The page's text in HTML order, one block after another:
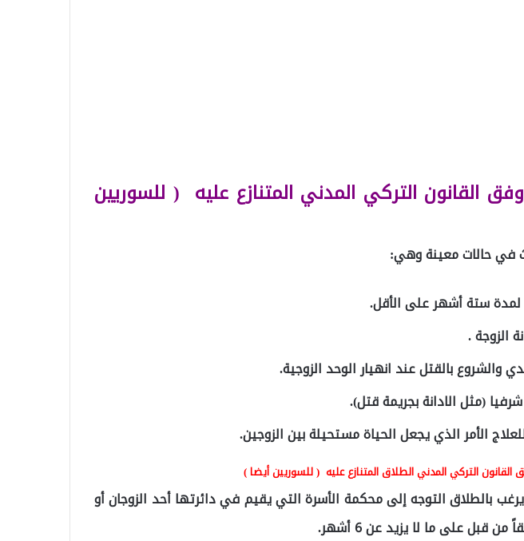
القانون التركي المدني المتنازع عليه ( للسوريين
في حالات معينة وهي:
لمدة ستة أشهر على الأقل.
الزوجة .
والشروع بالقتل عند انهيار الوحد الزوجية.
(مثل الادانة بجريمة قتل).
الأمر الذي يجعل الحياة مستحيلة بين الزوجين.
التركي المدني الطلاق المتنازع عليه ( للسوريين أيضا )
بالطلاق التوجه إلى محكمة الأسرة التي يقيم في دائرتها أحد الزوجان أو
قبل على ما لا يزيد عن 6 أشهر.